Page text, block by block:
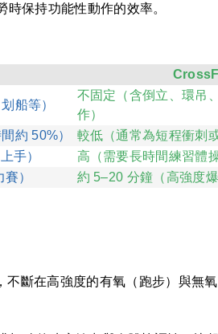
保持功能性動作的效率。
船等）
不固定（含倒立、環吊
作）
約 50%）
較低（通常為短程衝刺
手）
高（需要長時間練習體
）
約 5–20 分鐘（高強度爆
斷在高強度的有氧（跑步）與無